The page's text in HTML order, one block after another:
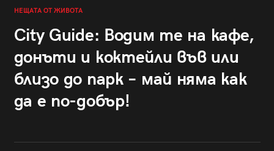
НЕЩАТА ОТ ЖИВОТА
City Guide: Водим те на кафе,
донъти и коктейли във или
близо до парк – май няма как
да е по-добър!